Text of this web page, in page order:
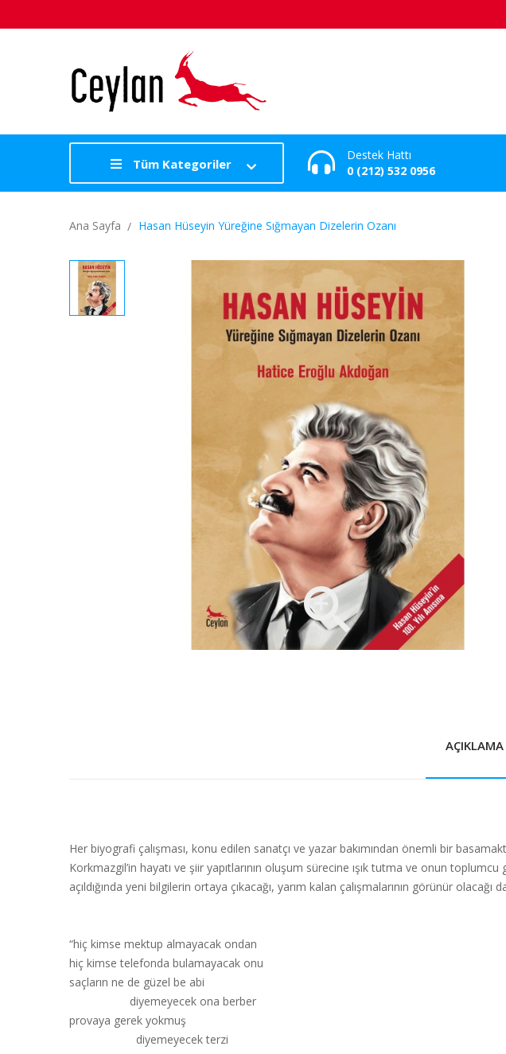
Tüm Kategoriler
Destek Hattı
0 (212) 532 0956
Ana Sayfa Hasan Hüseyin Yüreğine Sığmayan Dizelerin Ozanı

AÇIKLAMA
Her biyografi çalışması, konu edilen sanatçı ve yazar bakımından önemli bir
Korkmazgil’in hayatı ve şiir yapıtlarının oluşum sürecine ışık tutma ve onun
açıldığında yeni bilgilerin ortaya çıkacağı, yarım kalan çalışmalarının görünür olacağı
“hiç kimse mektup almayacak ondan
hiç kimse telefonda bulamayacak onu
saçların ne de güzel be abi
diyemeyecek ona berber
provaya gerek yokmuş
diyemeyecek terzi